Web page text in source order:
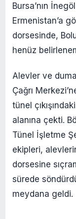
Bursa’nın
Ermenistan’a
dorsesinde,
henüz
Alevler ve
Çağrı
tünel
alanına çekti.
Tünel İşletme
ekipleri,
dorsesine
sürede
meydana geldi.